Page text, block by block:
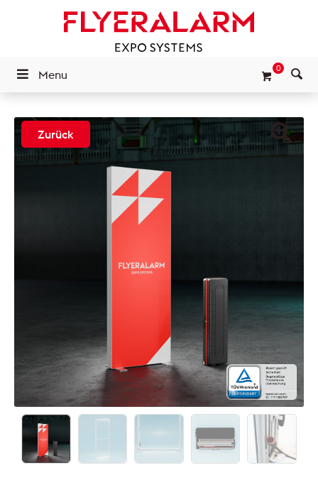
0
Menu
Zurück